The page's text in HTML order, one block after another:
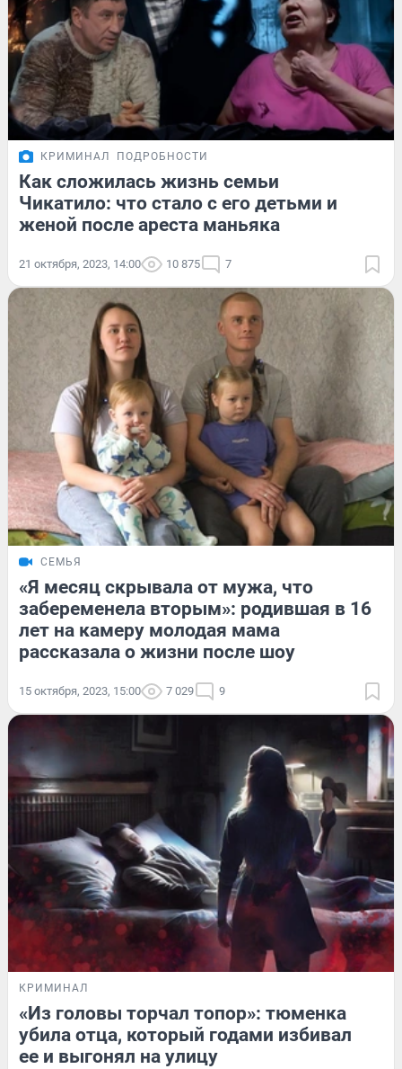
КРИМИНАЛ ПОДРОБНОСТИ
Как сложилась жизнь семьи
Чикатило: что стало с его детьми и
женой после ареста маньяка
21 октября, 2023, 14:00 10 875 7
СЕМЬЯ
«Я месяц скрывала от мужа, что
забеременела вторым»: родившая в 16
лет на камеру молодая мама
рассказала о жизни после шоу
15 октября, 2023, 15:00 7 029 9
КРИМИНАЛ
«Из головы торчал топор»: тюменка
убила отца, который годами избивал
ее и выгонял на улицу